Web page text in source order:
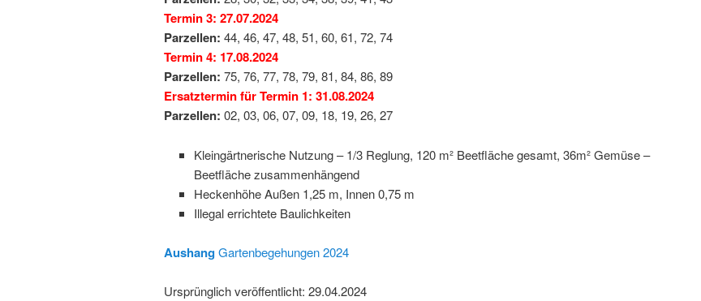
Termin 3: 27.07.2024
Parzellen: 44, 46, 47, 48, 51, 60, 61, 72, 74
Termin 4: 17.08.2024
Parzellen: 75, 76, 77, 78, 79, 81, 84, 86, 89
Ersatztermin für Termin 1: 31.08.2024
Parzellen: 02, 03, 06, 07, 09, 18, 19, 26, 27
Kleingärtnerische Nutzung – 1/3 Reglung, 120 m² Beetfläche gesamt, 36m² Gemüse –
Beetfläche zusammenhängend
Heckenhöhe Außen 1,25 m, Innen 0,75 m
Illegal errichtete Baulichkeiten
AushangGartenbegehungen 2024
Ursprünglich veröffentlicht: 29.04.2024